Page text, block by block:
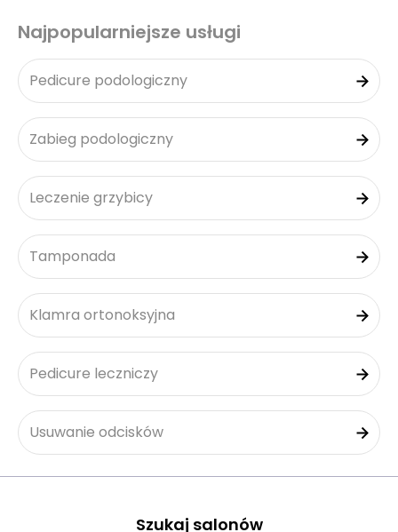
Najpopularniejsze usługi
Pedicure podologiczny
Zabieg podologiczny
Leczenie grzybicy
Tamponada
Klamra ortonoksyjna
Pedicure leczniczy
Usuwanie odcisków
Szukaj salonów